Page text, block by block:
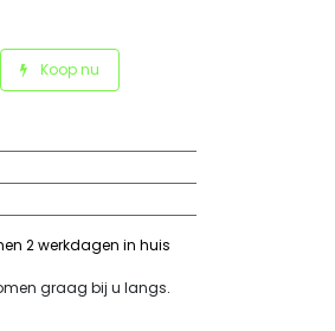
Koop nu
2 werkdagen in huis
graag bij u langs.